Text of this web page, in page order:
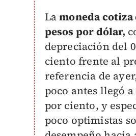
Lamoneda cotiza
pesos por dólar,
depreciación del
ciento frente al
referencia de
poco antes llegó
por ciento, y
poco optimistas